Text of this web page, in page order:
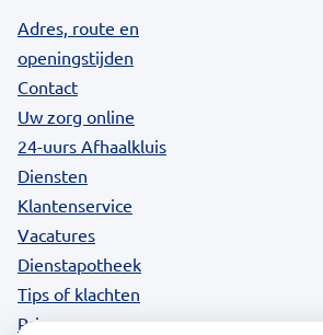
Adres, route en
openingstijden
Contact
Uw zorg online
24-uurs Afhaalkluis
Diensten
Klantenservice
Vacatures
Dienstapotheek
Tips of klachten
Privacy